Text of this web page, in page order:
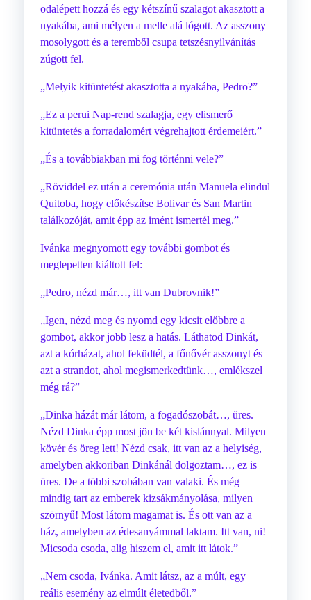
odalépett hozzá és egy kétszínű szalagot akasztott a
nyakába, ami mélyen a melle alá lógott. Az asszony
mosolygott és a teremből csupa tetszésnyilvánítás
zúgott fel.
„Melyik kitüntetést akasztotta a nyakába, Pedro?”
„Ez a perui Nap-rend szalagja, egy elismerő
kitüntetés a forradalomért végrehajtott érdemeiért.”
„És a továbbiakban mi fog történni vele?”
„Röviddel ez után a ceremónia után Manuela elindul
Quitoba, hogy előkészítse Bolivar és San Martin
találkozóját, amit épp az imént ismertél meg.”
Ivánka megnyomott egy további gombot és
meglepetten kiáltott fel:
„Pedro, nézd már…, itt van Dubrovnik!”
„Igen, nézd meg és nyomd egy kicsit előbbre a
gombot, akkor jobb lesz a hatás. Láthatod Dinkát,
azt a kórházat, ahol feküdtél, a főnővér asszonyt és
azt a strandot, ahol megismerkedtünk…, emlékszel
még rá?”
„Dinka házát már látom, a fogadószobát…, üres.
Nézd Dinka épp most jön be két kislánnyal. Milyen
kövér és öreg lett! Nézd csak, itt van az a helyiség,
amelyben akkoriban Dinkánál dolgoztam…, ez is
üres. De a többi szobában van valaki. És még
mindig tart az emberek kizsákmányolása, milyen
szörnyű! Most látom magamat is. És ott van az a
ház, amelyben az édesanyámmal laktam. Itt van, ni!
Micsoda csoda, alig hiszem el, amit itt látok.”
„Nem csoda, Ivánka. Amit látsz, az a múlt, egy
reális esemény az elmúlt életedből.”